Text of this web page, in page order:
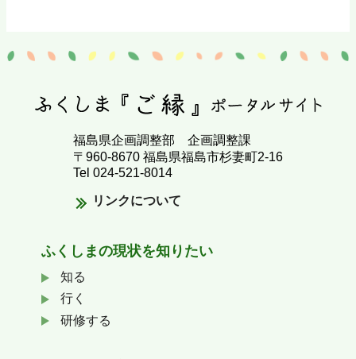
福島県企画調整部 企画調整課
〒960-8670 福島県福島市杉妻町2-16
Tel 024-521-8014
リンクについて
ふくしまの現状を知りたい
知る
行く
研修する